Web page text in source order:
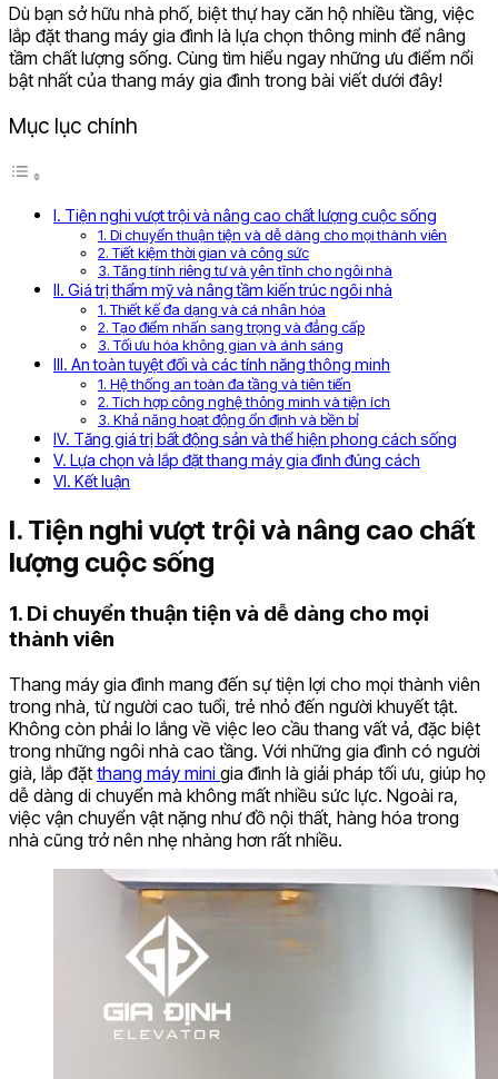
Dù bạn sở hữu nhà phố, biệt thự hay căn hộ nhiều tầng, việc
lắp đặt thang máy gia đình là lựa chọn thông minh để nâng
tầm chất lượng sống. Cùng tìm hiểu ngay những ưu điểm nổi
bật nhất của thang máy gia đình trong bài viết dưới đây!
Mục lục chính
I. Tiện nghi vượt trội và nâng cao chất lượng cuộc sống
1. Di chuyển thuận tiện và dễ dàng cho mọi thành viên
2. Tiết kiệm thời gian và công sức
3. Tăng tính riêng tư và yên tĩnh cho ngôi nhà
II. Giá trị thẩm mỹ và nâng tầm kiến trúc ngôi nhà
1. Thiết kế đa dạng và cá nhân hóa
2. Tạo điểm nhấn sang trọng và đẳng cấp
3. Tối ưu hóa không gian và ánh sáng
III. An toàn tuyệt đối và các tính năng thông minh
1. Hệ thống an toàn đa tầng và tiên tiến
2. Tích hợp công nghệ thông minh và tiện ích
3. Khả năng hoạt động ổn định và bền bỉ
IV. Tăng giá trị bất động sản và thể hiện phong cách sống
V. Lựa chọn và lắp đặt thang máy gia đình đúng cách
VI. Kết luận
I. Tiện nghi vượt trội và nâng cao chất
lượng cuộc sống
1. Di chuyển thuận tiện và dễ dàng cho mọi
thành viên
Thang máy gia đình mang đến sự tiện lợi cho mọi thành viên
trong nhà, từ người cao tuổi, trẻ nhỏ đến người khuyết tật.
Không còn phải lo lắng về việc leo cầu thang vất vả, đặc biệt
trong những ngôi nhà cao tầng. Với những gia đình có người
già, lắp đặt thang máy mini gia đình là giải pháp tối ưu, giúp họ
dễ dàng di chuyển mà không mất nhiều sức lực. Ngoài ra,
việc vận chuyển vật nặng như đồ nội thất, hàng hóa trong
nhà cũng trở nên nhẹ nhàng hơn rất nhiều.